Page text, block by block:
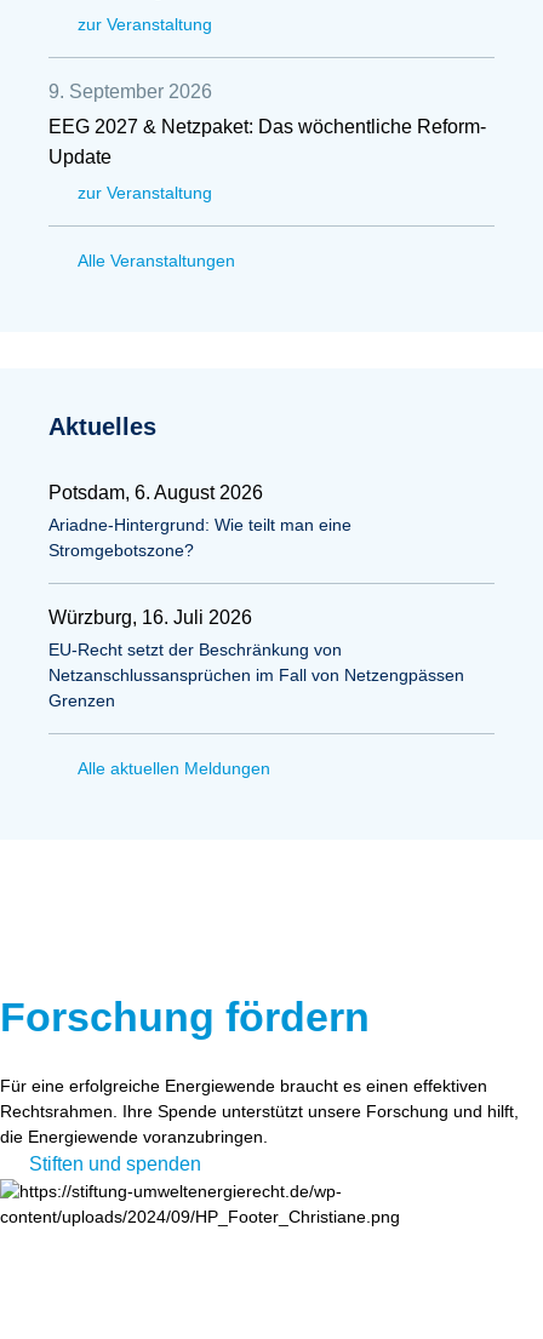
zur Veranstaltung
9. September 2026
EEG 2027 & Netzpaket: Das wöchentliche Reform-
Update
zur Veranstaltung
Alle Veranstaltungen
Aktuelles
Potsdam, 6. August 2026
Ariadne-Hintergrund: Wie teilt man eine
Stromgebotszone?
Würzburg, 16. Juli 2026
EU-Recht setzt der Beschränkung von
Netzanschlussansprüchen im Fall von Netzengpässen
Grenzen
Alle aktuellen Meldungen
Forschung fördern
Für eine erfolgreiche Energiewende braucht es einen effektiven
Rechtsrahmen. Ihre Spende unterstützt unsere Forschung und hilft,
die Energiewende voranzubringen.
Stiften und spenden